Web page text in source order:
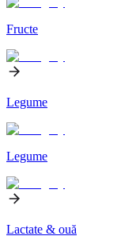
Fructe
Legume
Legume
Lactate & ouă